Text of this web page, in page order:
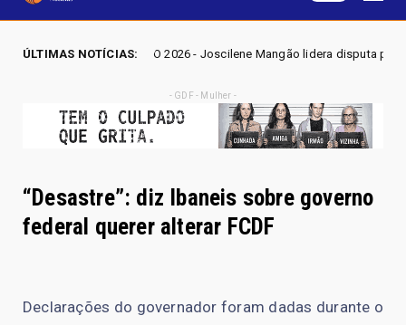
ÚLTIMAS NOTÍCIAS:
GO 2026 - Joscilene Mangão lidera disputa por vaga na Alego em
- GDF - Mulher -
“Desastre”: diz Ibaneis sobre governo
federal querer alterar FCDF
Declarações do governador foram dadas durante o